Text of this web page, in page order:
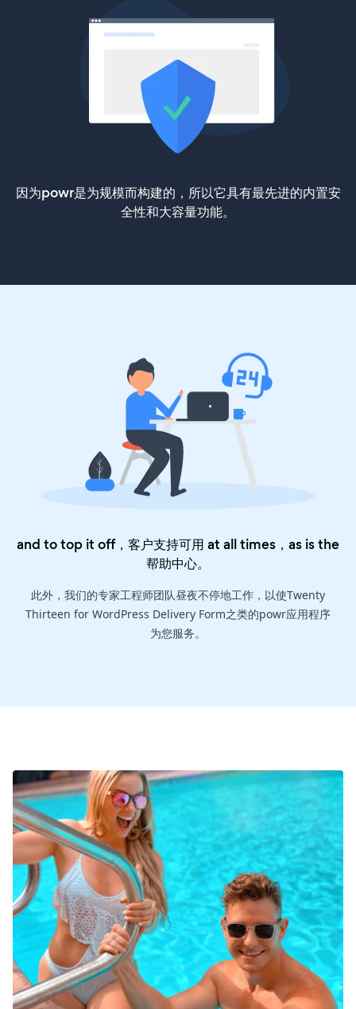
因为powr是为规模而构建的，所以它具有最先进的内置安
全性和大容量功能。
and to top it off，客户支持可用 at all times，as is the
帮助中心。
此外，我们的专家工程师团队昼夜不停地工作，以使Twenty
Thirteen for WordPress Delivery Form之类的powr应用程序
为您服务。